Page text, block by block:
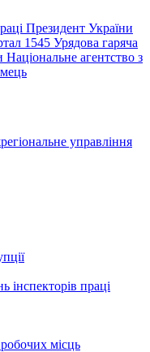
Президент України
1545 Урядова гаряча
Національне агентство з
управління
інспекторів праці
робочих місць